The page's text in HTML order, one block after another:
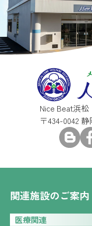
Nice Beat浜松
〒434-0042
関連施設のご案内
医療関連